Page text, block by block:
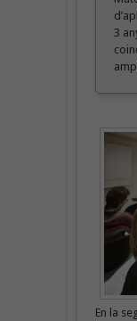
3
En la